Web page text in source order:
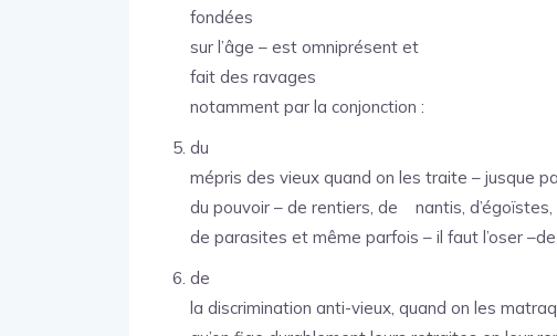
fondées
sur l’âge – est omniprésent et
fait des ravages
notamment par la conjonction :
du
mépris des vieux quand on les traite – jusque
du pouvoir – de rentiers, de nantis, d’égoïstes,
de parasites et même parfois – il faut l’oser
de
la discrimination anti-vieux, quand on les